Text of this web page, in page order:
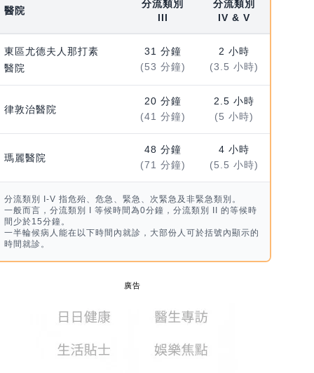
醫院
分流類別
III
分流類別
IV & V
東區尤德夫人那打素
醫院
31 分鐘
(53 分鐘)
2 小時
(3.5 小時)
律敦治醫院
20 分鐘
(41 分鐘)
2.5 小時
(5 小時)
瑪麗醫院
48 分鐘
(71 分鐘)
4 小時
(5.5 小時)
分流類別 I-V 指危殆、危急、緊急、次緊急及非緊急類別。
一般而言，分流類別 I 等候時間為0分鐘，分流類別 II 的等候時
間少於15分鐘。
一半輪候病人能在以下時間內就診，大部份人可於括號內顯示的
時間就診。
廣告